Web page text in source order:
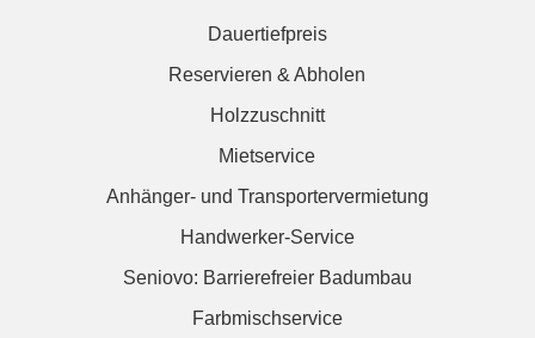
Dauertiefpreis
Reservieren & Abholen
Holzzuschnitt
Mietservice
Anhänger- und Transportervermietung
Handwerker-Service
Seniovo: Barrierefreier Badumbau
Farbmischservice